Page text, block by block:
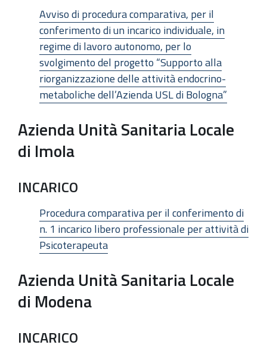
Avviso di procedura comparativa, per il
conferimento di un incarico individuale, in
regime di lavoro autonomo, per lo
svolgimento del progetto “Supporto alla
riorganizzazione delle attività endocrino-
metaboliche dell’Azienda USL di Bologna”
Azienda Unità Sanitaria Locale
di Imola
INCARICO
Procedura comparativa per il conferimento di
n. 1 incarico libero professionale per attività di
Psicoterapeuta
Azienda Unità Sanitaria Locale
di Modena
INCARICO